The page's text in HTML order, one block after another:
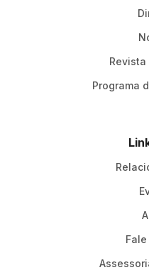
Revista
Programa